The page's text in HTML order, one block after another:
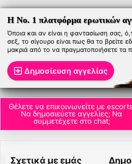
Η Νο. 1 πλατφόρμα ερωτικών
Όποια και αν είναι η φαντασίωση σας,
σεξ, το σίγουρο είναι πως θα το βρείτε
μακριά από το να πραγματοποιήσετε τα
Δημοσίευση αγγελίας
Θέλετε να επικοινωνείτε με
Να δημοσιεύετε αγγελίες; Να
συμμετέχετε στο chat;
Σχετικά με εμάς